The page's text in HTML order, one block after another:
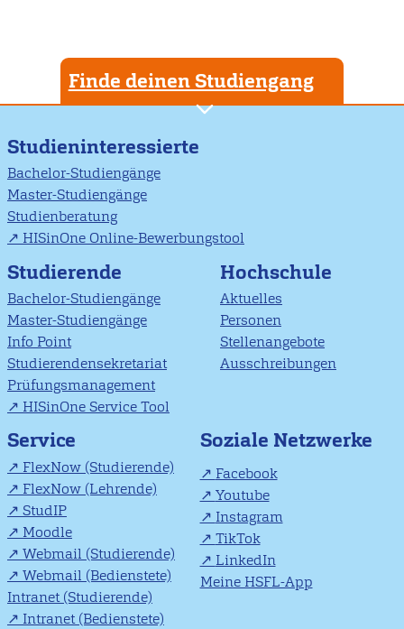
Finde deinen Studiengang
Studieninteressierte
Bachelor-Studiengänge
Master-Studiengänge
Studienberatung
HISinOne Online-Bewerbungstool
Studierende
Bachelor-Studiengänge
Master-Studiengänge
Info Point
Studierendensekretariat
Prüfungsmanagement
HISinOne Service Tool
Hochschule
Aktuelles
Personen
Stellenangebote
Ausschreibungen
Service
FlexNow (Studierende)
FlexNow (Lehrende)
StudIP
Moodle
Webmail (Studierende)
Webmail (Bedienstete)
Intranet (Studierende)
Intranet (Bedienstete)
Soziale Netzwerke
Facebook
Youtube
Instagram
TikTok
LinkedIn
Meine HSFL-App